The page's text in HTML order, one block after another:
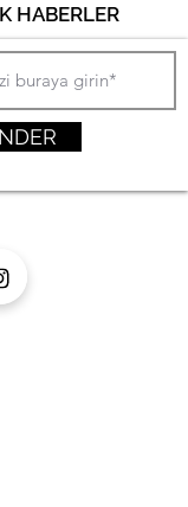
HABERLER